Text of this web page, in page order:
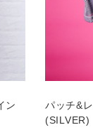
ン
パッチ&